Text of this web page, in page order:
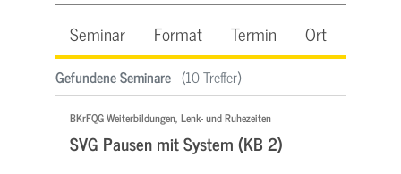
Gefundene Seminare (10 Treffer)
Seminar Format Termin Ort
BKrFQG Weiterbildungen, Lenk- und Ruhezeiten
SVG Pausen mit System (KB 2)